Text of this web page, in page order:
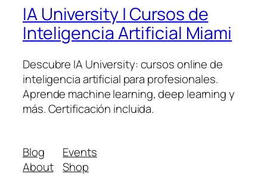
IA University | Cursos de
Inteligencia Artificial Miami
Descubre IA University: cursos online de
inteligencia artificial para profesionales.
Aprende machine learning, deep learning y
más. Certificación incluida.
Blog
About
Events
Shop